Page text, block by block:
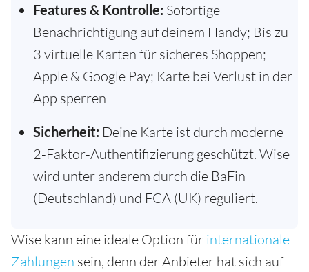
Features & Kontrolle: Sofortige
Benachrichtigung auf deinem Handy; Bis zu
3 virtuelle Karten für sicheres Shoppen;
Apple & Google Pay; Karte bei Verlust in der
App sperren
Sicherheit: Deine Karte ist durch moderne
2-Faktor-Authentifizierung geschützt. Wise
wird unter anderem durch die BaFin
(Deutschland) und FCA (UK) reguliert.
Wise kann eine ideale Option für internationale
Zahlungen sein, denn der Anbieter hat sich auf